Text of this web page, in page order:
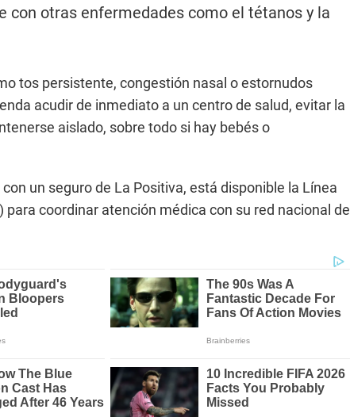
con otras enfermedades como el tétanos y la
tos persistente, congestión nasal o estornudos
acudir de inmediato a un centro de salud, evitar la
aislado, sobre todo si hay bebés o
un seguro de La Positiva, está disponible la Línea
para coordinar atención médica con su red nacional de